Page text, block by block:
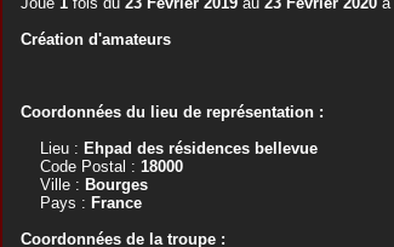
Création d'amateurs
Coordonnées du lieu de représentation :
Lieu : Ehpad des résidences bellevue
Code Postal : 18000
Ville : Bourges
Pays : France
Coordonnées de la troupe :